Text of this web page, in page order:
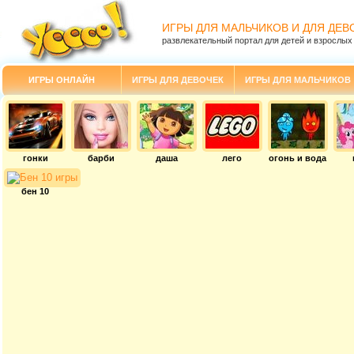
ИГРЫ ДЛЯ МАЛЬЧИКОВ И ДЛЯ
развлекательный портал для детей и взрослых
ИГРЫ ОНЛАЙН ИГРЫ ДЛЯ ДЕВОЧЕК ИГРЫ ДЛЯ МАЛЬЧИКОВ
гонки барби даша лего огонь и вода
бен 10